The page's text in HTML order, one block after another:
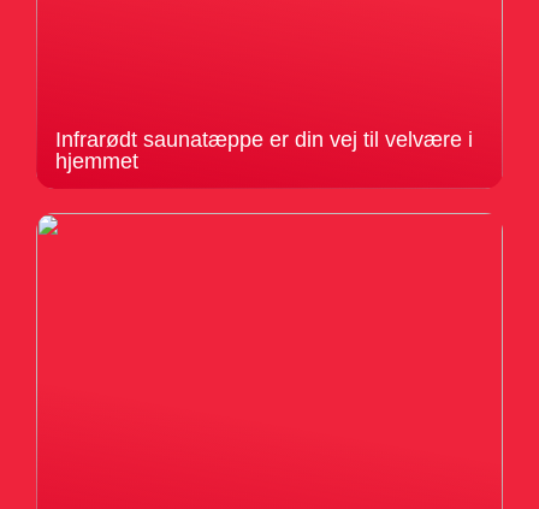
Infrarødt saunatæppe er din vej til velvære i
hjemmet